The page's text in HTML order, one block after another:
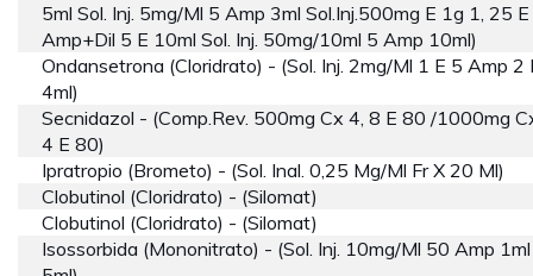
5ml Sol. Inj. 5mg/ml 5 Amp 3ml Sol.inj.500mg E 1g 1, 25
Amp+dil 5 E 10ml Sol. Inj. 50mg/10ml 5 Amp 10ml)
Ondansetrona (cloridrato) - (sol. Inj. 2mg/ml 1 E 5 Amp 2
4ml)
Secnidazol - (comp.rev. 500mg Cx 4, 8 E 80 /1000mg
4 E 80)
Ipratropio (brometo) - (sol. Inal. 0,25 Mg/ml Fr X 20 Ml)
Clobutinol (cloridrato) - (silomat)
Clobutinol (cloridrato) - (silomat)
Isossorbida (mononitrato) - (sol. Inj. 10mg/ml 50 Amp